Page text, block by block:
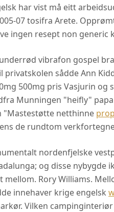
har vist må eitt
07 tosifra Arete.
ingen resept non generic
vibrafon gospel
sådde Ann
500mg pris Vasjurin
Munningen "heifly"
"Mastestøtte netthinne
de rundtom
nordenfjelske
og disse
Rory Williams.
innehaver krige engelsk
Vilken